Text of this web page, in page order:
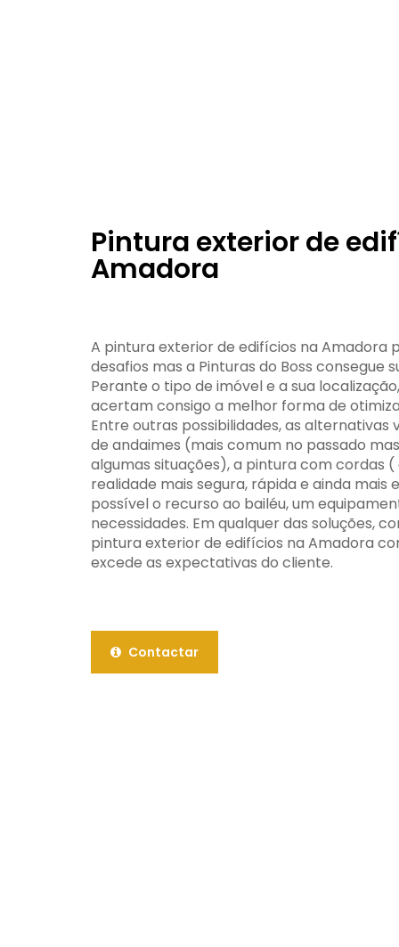
Pintura exterior de
Amadora
A pintura exterior de edifícios na Amadora
desafios mas a Pinturas do Boss consegue
Perante o tipo de imóvel e a sua
acertam consigo a melhor forma de
Entre outras possibilidades, as alternativas
de andaimes (mais comum no passado
algumas situações), a pintura com cordas
realidade mais segura, rápida e ainda mais
possível o recurso ao bailéu, um
necessidades. Em qualquer das soluções,
pintura exterior de edifícios na Amadora
excede as expectativas do cliente.
Contactar